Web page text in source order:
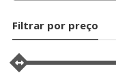
Filtrar por preço